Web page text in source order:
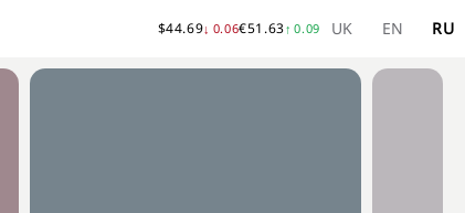
$44.69↓ 0.06€51.63↑ 0.09 UK EN RU